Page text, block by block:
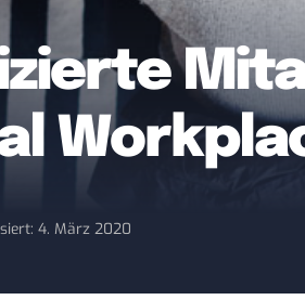
4. März 2020